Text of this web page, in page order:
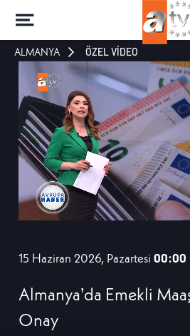
ALMANYA ÖZEL VİDEO
15 Haziran 2026, Pazartesi 00:00
Almanya’da Emekli
Onay